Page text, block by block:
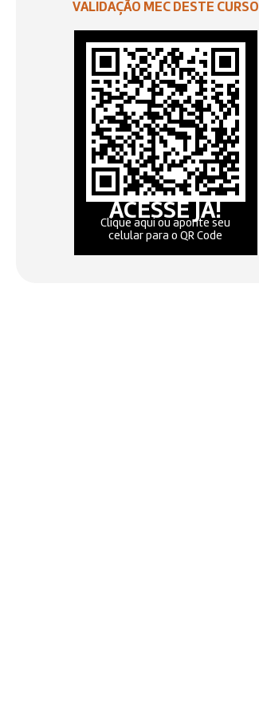
VALIDAÇÃO MEC DESTE CURSO
ACESSE JÁ!
Clique aqui ou aponte seu
celular para o QR Code